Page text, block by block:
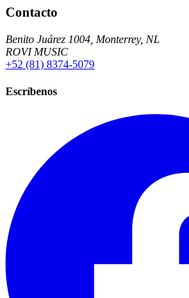
Contacto
Benito Juárez 1004, Monterrey, NL
ROVI MUSIC
+52 (81) 8374-5079
Escríbenos